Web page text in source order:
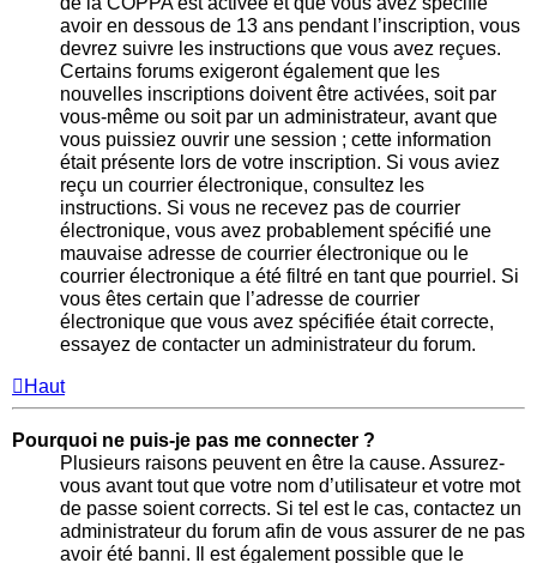
avoir en dessous de 13 ans pendant l’inscription, vous
devrez suivre les instructions que vous avez reçues.
Certains forums exigeront également que les
nouvelles inscriptions doivent être activées, soit par
vous-même ou soit par un administrateur, avant que
vous puissiez ouvrir une session ; cette information
était présente lors de votre inscription. Si vous aviez
reçu un courrier électronique, consultez les
instructions. Si vous ne recevez pas de courrier
électronique, vous avez probablement spécifié une
mauvaise adresse de courrier électronique ou le
courrier électronique a été filtré en tant que pourriel. Si
vous êtes certain que l’adresse de courrier
électronique que vous avez spécifiée était correcte,
essayez de contacter un administrateur du forum.
Haut
Pourquoi ne puis-je pas me connecter ?
Plusieurs raisons peuvent en être la cause. Assurez-
vous avant tout que votre nom d’utilisateur et votre mot
de passe soient corrects. Si tel est le cas, contactez un
administrateur du forum afin de vous assurer de ne pas
avoir été banni. Il est également possible que le